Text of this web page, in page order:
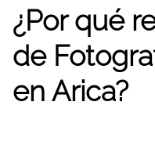
¿Por qué
de
en Arica?